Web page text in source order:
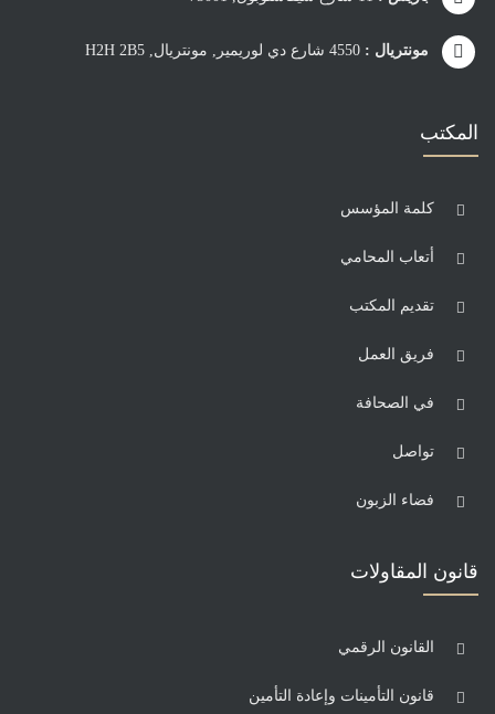
مونتريال : 4550 شارع دي لوريمير, مونتريال, H2H 2B5
المكتب
كلمة المؤسس
أتعاب المحامي
تقديم المكتب
فريق العمل
في الصحافة
تواصل
فضاء الزبون
قانون المقاولات
القانون الرقمي
قانون التأمينات وإعادة التأمين